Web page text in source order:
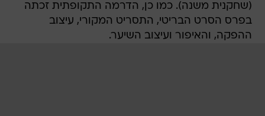
(שחקנית משנה). כמו כן, הדרמה התקופתית זכתה
בפרס הסרט הבריטי, התסריט המקורי, עיצוב
ההפקה, והאיפור ועיצוב השיער.